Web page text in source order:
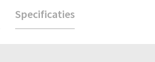
Specificaties